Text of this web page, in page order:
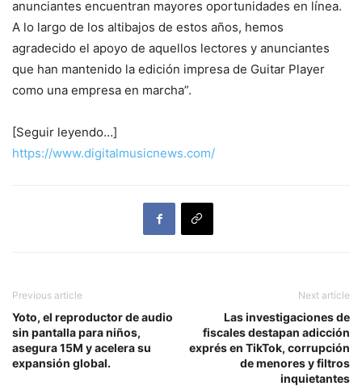
anunciantes encuentran mayores oportunidades en línea.
A lo largo de los altibajos de estos años, hemos
agradecido el apoyo de aquellos lectores y anunciantes
que han mantenido la edición impresa de Guitar Player
como una empresa en marcha”.
[Seguir leyendo…]
https://www.digitalmusicnews.com/
Previous article
Yoto, el reproductor de audio
sin pantalla para niños,
asegura 15M y acelera su
expansión global.
Next article
Las investigaciones de
fiscales destapan adicción
exprés en TikTok, corrupción
de menores y filtros
inquietantes